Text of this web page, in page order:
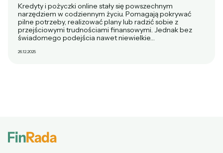
Kredyty i pożyczki online stały się powszechnym
narzędziem w codziennym życiu. Pomagają pokrywać
pilne potrzeby, realizować plany lub radzić sobie z
przejściowymi trudnościami finansowymi. Jednak bez
świadomego podejścia nawet niewielkie…
26.12.2025